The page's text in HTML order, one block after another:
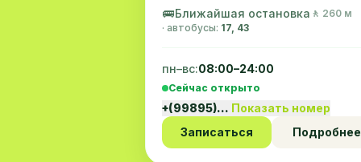
🚌Ближайшая остановка 🚶 260 м
· автобусы: 17, 43
пн–вс:08:00–24:00
Сейчас открыто
+(99895)… Показать номер
Записаться
Подробнее